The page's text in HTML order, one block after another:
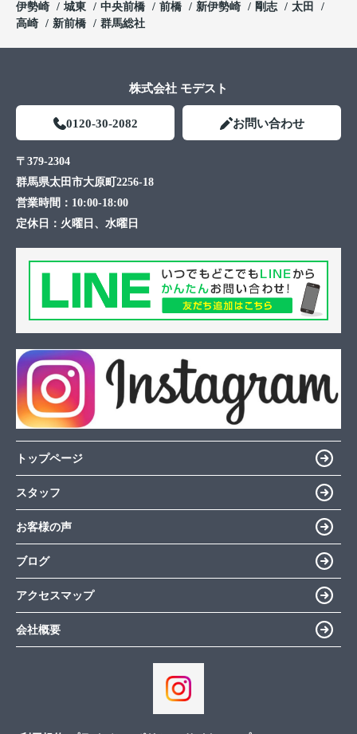
伊勢崎
城東 中央前橋 前橋 新伊勢崎 剛志
太田
高崎
新前橋 群馬総社
株式会社 モデスト
0120-30-2082 お問い合わせ
〒379-2304
群馬県太田市大原町2256-18
営業時間： 10:00-18:00
定休日： 火曜日、水曜日
トップページ
スタッフ
お客様の声
ブログ
アクセスマップ
会社概要